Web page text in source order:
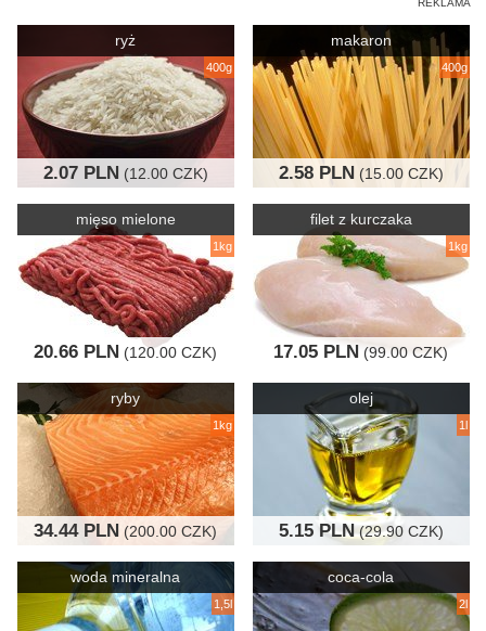
ryż
400g
2.07 PLN (12.00 CZK)
makaron
400g
2.58 PLN (15.00 CZK)
mięso mielone
1kg
20.66 PLN (120.00 CZK)
filet z kurczaka
1kg
17.05 PLN (99.00 CZK)
ryby
1kg
34.44 PLN (200.00 CZK)
olej
1l
5.15 PLN(29.90 CZK)
woda mineralna
1,5l
coca-cola
2l